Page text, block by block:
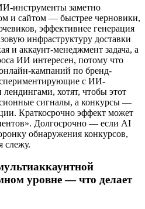
инструменты заметно
и сайтом — быстрее черновики,
эффективнее генерация
инфраструктуру доставки
и аккаунт-менеджмент задача, а
ИИ интересен, потому что
кампаний по бренд-
с ИИ-
хотят, чтобы этот
сигналы, а конкурсы —
Краткосрочно эффект может
Долгосрочно — если AI
обнаружения конкурсов,
слежу.
уровне — что делает